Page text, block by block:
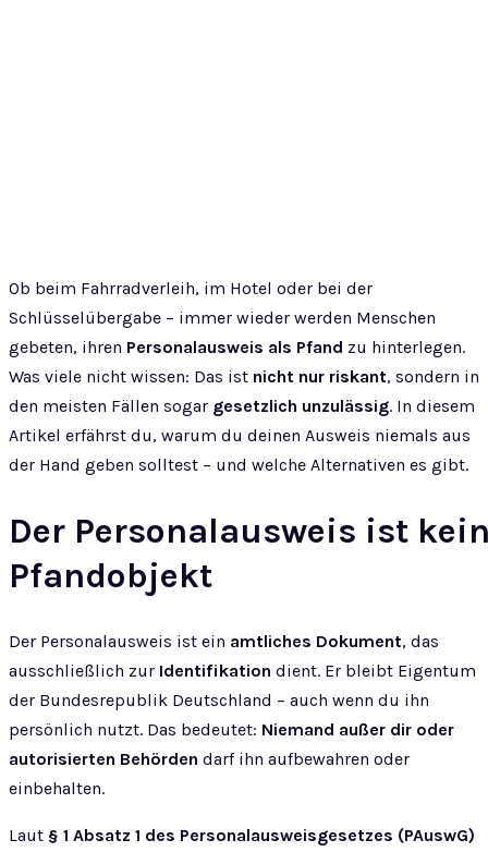
Ob beim Fahrradverleih, im Hotel oder bei der
Schlüsselübergabe – immer wieder werden Menschen
gebeten, ihren Personalausweis als Pfand zu hinterlegen.
Was viele nicht wissen: Das ist nicht nur riskant, sondern in
den meisten Fällen sogar gesetzlich unzulässig. In diesem
Artikel erfährst du, warum du deinen Ausweis niemals aus
der Hand geben solltest – und welche Alternativen es gibt.
Der Personalausweis ist
Pfandobjekt
Der Personalausweis ist ein amtliches Dokument, das
ausschließlich zur Identifikation dient. Er bleibt Eigentum
der Bundesrepublik Deutschland – auch wenn du ihn
persönlich nutzt. Das bedeutet: Niemand außer dir oder
autorisierten Behörden darf ihn aufbewahren oder
einbehalten.
Laut § 1 Absatz 1 des Personalausweisgesetzes (PAuswG)